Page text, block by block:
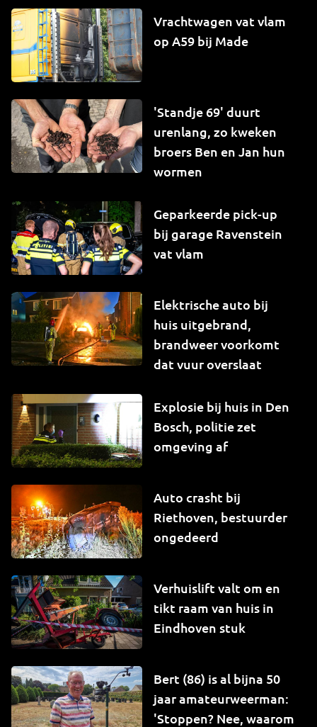
Vrachtwagen vat vlam
op A59 bij Made
'Standje 69' duurt
urenlang, zo kweken
broers Ben en Jan hun
wormen
Geparkeerde pick-up
bij garage Ravenstein
vat vlam
Elektrische auto bij
huis uitgebrand,
brandweer voorkomt
dat vuur overslaat
Explosie bij huis in Den
Bosch, politie zet
omgeving af
Auto crasht bij
Riethoven, bestuurder
ongedeerd
Verhuislift valt om en
tikt raam van huis in
Eindhoven stuk
Bert (86) is al bijna 50
jaar amateurweerman:
'Stoppen? Nee, waarom